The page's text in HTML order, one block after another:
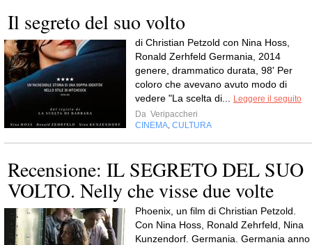
Il segreto del suo volto
di Christian Petzold con Nina Hoss,
Ronald Zerhfeld Germania, 2014
genere, drammatico durata, 98' Per
coloro che avevano avuto modo di
vedere "La scelta di...
Leggere il seguito
Da Veripaccheri
CINEMA CULTURA
Recensione: IL SEGRETO DEL SUO
VOLTO. Nelly che visse due volte
Phoenix, un film di Christian Petzold.
Con Nina Hoss, Ronald Zehrfeld, Nina
Kunzendorf. Germania. Germania anno